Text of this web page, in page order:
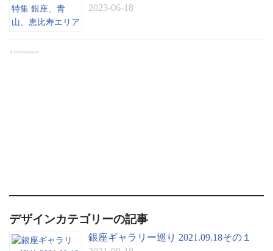
2023-06-18
Advertisement
デザインカテゴリーの記事
銀座ギャラリー巡り 2021.09.18その１